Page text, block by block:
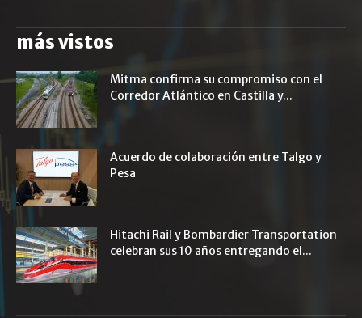
más vistos
Mitma confirma su compromiso con el
Corredor Atlántico en Castilla y...
Acuerdo de colaboración entre Talgo y
Pesa
Hitachi Rail y Bombardier Transportation
celebran sus 10 años entregando el...